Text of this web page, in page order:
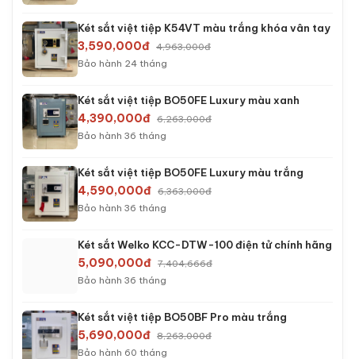
Két sắt việt tiệp K54VT màu trắng khóa vân tay
3,590,000đ 4,963,000đ
Bảo hành 24 tháng
Két sắt việt tiệp BO50FE Luxury màu xanh
4,390,000đ 6,263,000đ
Bảo hành 36 tháng
Két sắt việt tiệp BO50FE Luxury màu trắng
4,590,000đ 6,363,000đ
Bảo hành 36 tháng
Két sắt Welko KCC-DTW-100 điện tử chính hãng
5,090,000đ 7,404,666đ
Bảo hành 36 tháng
Két sắt việt tiệp BO50BF Pro màu trắng
5,690,000đ 8,263,000đ
Bảo hành 60 tháng